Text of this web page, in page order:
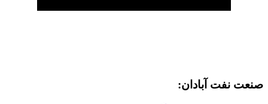
صنعت نفت آبادان: